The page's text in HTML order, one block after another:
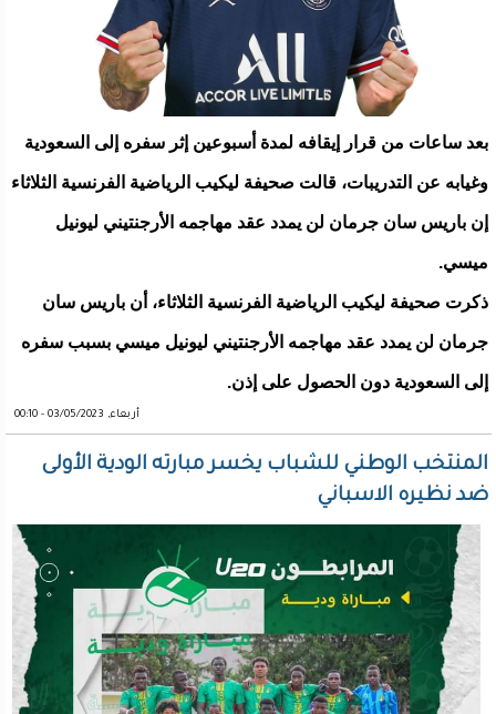
بعد ساعات من قرار إيقافه لمدة أسبوعين إثر سفره إلى السعودية
وغيابه عن التدريبات، قالت صحيفة ليكيب الرياضية الفرنسية الثلاثاء
إن باريس سان جرمان لن يمدد عقد مهاجمه الأرجنتيني ليونيل
ميسي.
ذكرت صحيفة ليكيب الرياضية الفرنسية الثلاثاء، أن باريس سان
جرمان لن يمدد عقد مهاجمه الأرجنتيني ليونيل ميسي بسبب سفره
إلى السعودية ‬‬دون الحصول على إذن.
أربعاء, 03/05/2023 - 00:10
المنتخب الوطني للشباب يخسر مبارته الودية الأولى
ضد نظيره الاسباني